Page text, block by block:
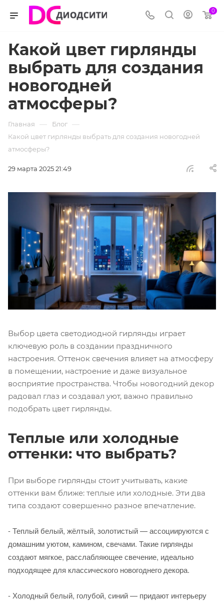
0
Какой цвет гирлянды
выбрать для создания
новогодней
атмосферы?
Главная — Блог —
Какой цвет гирлянды выбрать для создания новогодней
атмосферы?
29 марта 2025 21:49
Выбор цвета светодиодной гирлянды играет
ключевую роль в создании праздничного
настроения. Оттенок свечения влияет на атмосферу
в помещении, настроение и даже визуальное
восприятие пространства. Чтобы новогодний декор
радовал глаз и создавал уют, важно правильно
подобрать цвет гирлянды.
Теплые или холодные
оттенки: что выбрать?
При выборе гирлянды стоит учитывать, какие
оттенки вам ближе: теплые или холодные. Эти два
типа создают совершенно разное впечатление.
- Теплый белый, жёлтый, золотистый — ассоциируются с
домашним уютом, камином, свечами. Такие гирлянды
создают мягкое, расслабляющее свечение, идеально
подходящее для классического новогоднего декора.
- Холодный белый, голубой, синий — придают интерьеру